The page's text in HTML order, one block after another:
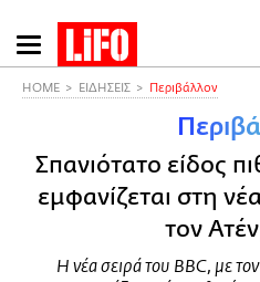
Παράκαμψη
προς
HOME ΕΙΔΗΣΕΙΣ Περιβάλλον
Σπανιότατο είδος
εμφανίζεται στη
τον
Η νέα σειρά του BBC, με